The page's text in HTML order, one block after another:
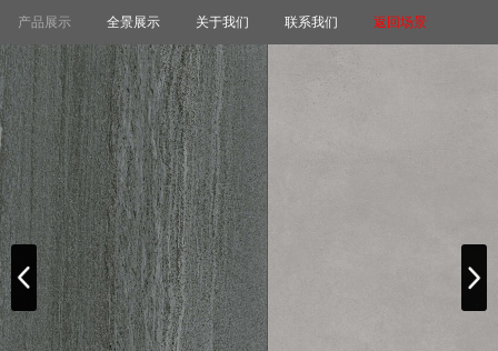
产品展示 全景展示 关于我们 联系我们 返回场景